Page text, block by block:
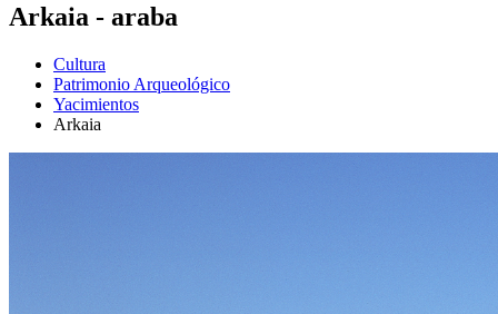
Arkaia - araba
Cultura
Patrimonio Arqueológico
Yacimientos
Arkaia